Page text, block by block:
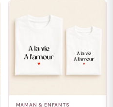
MAMAN & ENFANTS